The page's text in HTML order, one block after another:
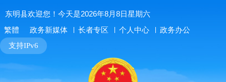
东明县欢迎您！今天是2026年8月8日星期六
繁體 政务新媒体 长者专区 个人中心 政务办公
支持IPv6